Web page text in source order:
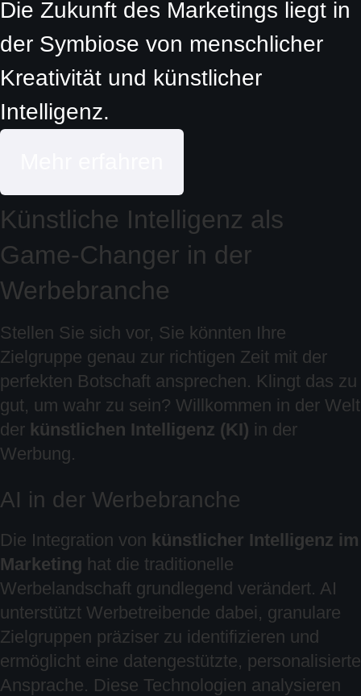
Die Zukunft des Marketings liegt in
der Symbiose von menschlicher
Kreativität und künstlicher
Intelligenz.
Künstliche Intelligenz als
Game-Changer in der
Werbebranche
Stellen Sie sich vor, Sie könnten Ihre
Zielgruppe genau zur richtigen Zeit mit der
perfekten Botschaft ansprechen. Klingt das zu
gut, um wahr zu sein? Willkommen in der Welt
der künstlichen Intelligenz (KI) in der
Werbung.
AI in der Werbebranche
Die Integration von künstlicher Intelligenz im
Marketing hat die traditionelle
Werbelandschaft grundlegend verändert. AI
unterstützt Werbetreibende dabei, granulare
Zielgruppen präziser zu identifizieren und
ermöglicht eine datengestützte, personalisierte
Ansprache. Diese Technologien analysieren